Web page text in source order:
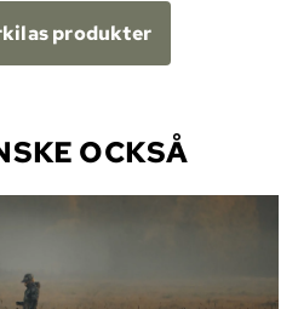
produkter
OCKSÅ